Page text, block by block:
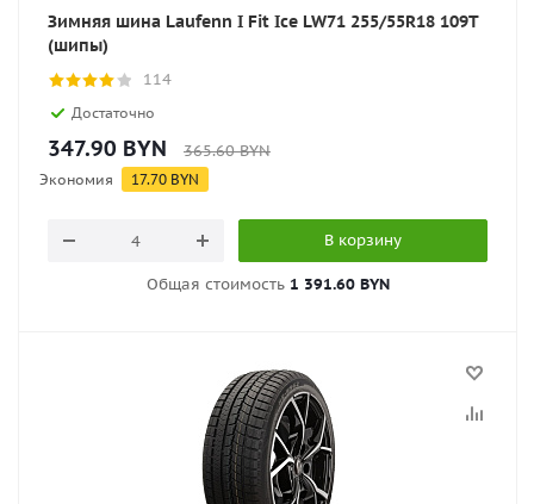
Зимняя шина Laufenn I Fit Ice LW71 255/55R18 109T
(шипы)
114
Достаточно
347.90 BYN 365.60BYN
Экономия 17.70 BYN
В корзину
Общая стоимость 1 391.60 BYN